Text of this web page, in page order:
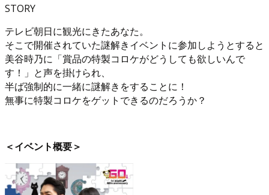
STORY
テレビ朝日に観光にきたあなた。
そこで開催されていた謎解きイベントに参加しようとすると
美谷時乃に「賞品の特製コロケがどうしても欲しいんで
す！」と声を掛けられ、
半ば強制的に一緒に謎解きをすることに！
無事に特製コロケをゲットできるのだろうか？
＜イベント概要＞